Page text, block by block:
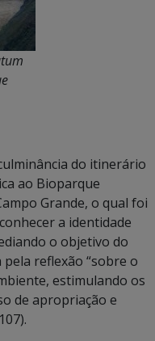
do itinerário
ao Bioparque
Grande, o qual foi
a identidade
o objetivo do
reflexão “sobre o
estimulando os
de apropriação e